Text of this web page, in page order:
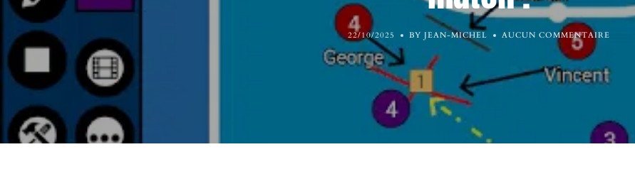
22/10/2025 BY JEAN-MICHEL AUCUN COMMENTAIRE